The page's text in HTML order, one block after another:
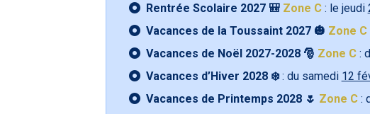
Rentrée Scolaire 2027 🎒 Zone C: le jeudi
Vacances de la Toussaint 2027 🎃 Zone C
Vacances de Noël 2027-2028 🎅 Zone C:
Vacances d’Hiver 2028 ❄️: du samedi 12
Vacances de Printemps 2028 🌷 Zone C: